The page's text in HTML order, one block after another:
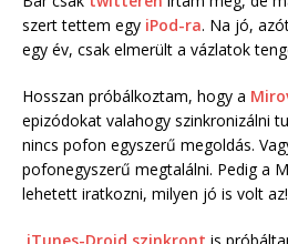
szert tettem egy iPod-ra. Na jó,
egy év, csak elmerült a vázlatok
Hosszan próbálkoztam, hogy a
epizódokat valahogy szinkronizálni
nincs pofon egyszerű megoldás.
pofonegyszerű megtalálni. Pedig a
lehetett iratkozni, milyen jó is volt az!